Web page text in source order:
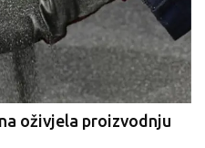
oživjela proizvodnju